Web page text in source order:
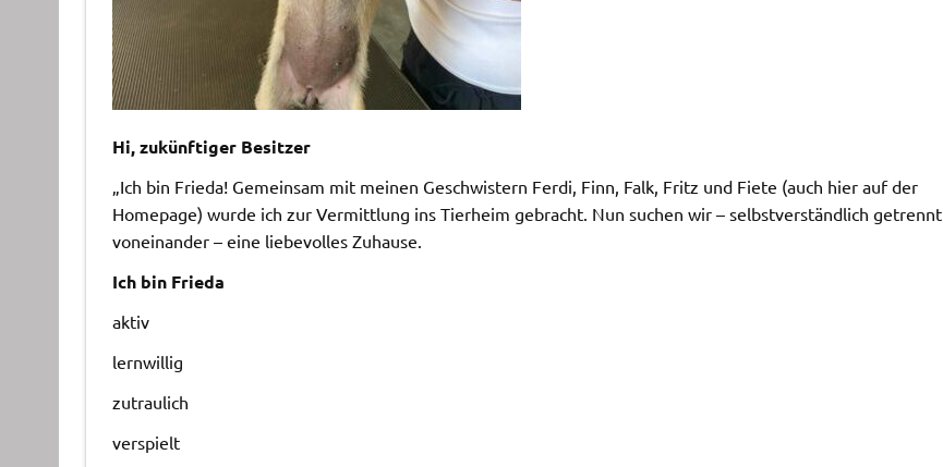
Hi, zukünftiger Besitzer
„Ich bin Frieda! Gemeinsam mit meinen Geschwistern Ferdi, Finn, Falk, Fritz und Fiete (auch hier auf der
Homepage) wurde ich zur Vermittlung ins Tierheim gebracht. Nun suchen wir – selbstverständlich getrennt
voneinander – eine liebevolles Zuhause.
Ich bin Frieda
aktiv
lernwillig
zutraulich
verspielt